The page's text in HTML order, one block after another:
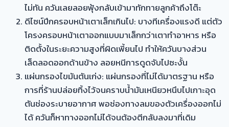
ไม่ทัน ควันเลยลอยฟุ้งกลับเข้ามาทักทายลูกค้าถึงโต๊ะ
ดีไซน์ปีกครอบหน้าเตาเล็กเกินไป: บางทีเครื่องแรงดี แต่ตัว
โครงครอบหน้าเตาออกแบบมาเล็กกว่าเตาทำอาหาร หรือ
ติดตั้งในระยะความสูงที่ผิดเพี้ยนไป ทำให้ควันบางส่วน
เล็ดลอดออกด้านข้าง ลอยหนีการดูดจับไปซะงั้น
แผ่นกรองไขมันตันเก่ง: แผ่นกรองที่ไม่ได้มาตรฐาน หรือ
การที่ร้านปล่อยทิ้งไว้จนคราบน้ำมันเหนียวหนึบไปเกาะอุด
ตันช่องระบายอากาศ พอช่องทางลมของตัวเครื่องออกไม่
ได้ ควันก็หาทางออกไม่ได้จนต้องตีกลับลงมาที่เดิม